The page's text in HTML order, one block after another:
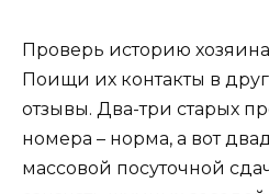
Проверь историю хозяина
Поищи их контакты в
отзывы. Два-три старых
номера – норма, а вот
массовой посуточной